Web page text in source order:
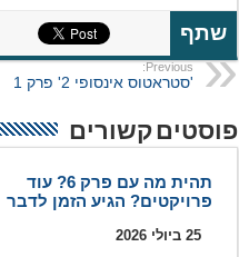
שתף
Previous:
'סטראטוס אינסופי 2' פרק 1
פוסטים קשורים
תהית מה עם פרק 6? עוד
פרויקטים? הגיע הזמן לדבר
25 ביולי 2026